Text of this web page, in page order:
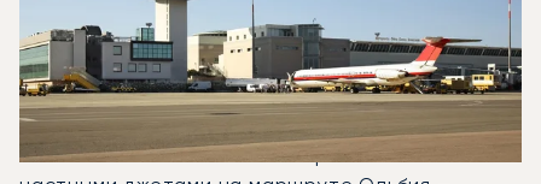
Я Могу Арендовать Для
Перелета Между Ибицей
И Ольбией?
В 2025 году Citation CJ1, Beechjet 400A и Falcon
2000LX стали наиболее востребованными